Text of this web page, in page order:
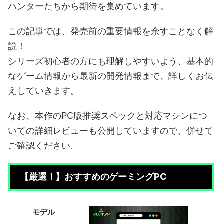
ハンターたちから期待を集めています。
この記事では、発売前の重要情報を余すことなく解
説！
シリーズ初心者の方にも理解しやすいよう、基本的
なゲーム情報から最新の開発情報まで、詳しくお伝
えしていきます。
なお、本作のPC版推奨スペックと対応マシンにつ
いての詳細レビューも公開していますので、併せて
ご確認ください。
【厳選！】おすすめのゲーミングPC
モデル